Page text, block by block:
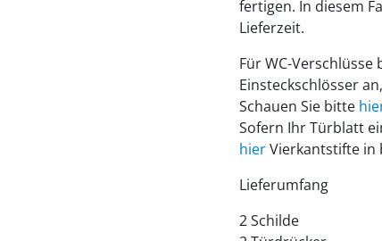
fertigen. In diesem
Lieferzeit.
Für WC-
Einsteckschlösser
Schauen Sie bitte
Sofern Ihr Türblatt
hierVierkantstifte in
Lieferumfang
2 Schilde